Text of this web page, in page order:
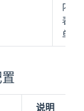
内
表
单
说明